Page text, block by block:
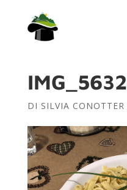
IMG_5632
DI SILVIA CONOTTER